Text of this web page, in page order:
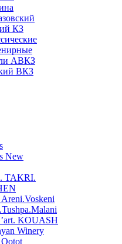
КЗ
АВКЗ
ВКЗ
New
TAKRI.
KOUASH
Winery